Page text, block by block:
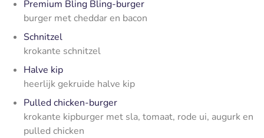
Premium Bling Bling-burger
burger met cheddar en bacon
Schnitzel
krokante schnitzel
Halve kip
heerlijk gekruide halve kip
Pulled chicken-burger
krokante kipburger met sla, tomaat, rode ui, augurk en
pulled chicken